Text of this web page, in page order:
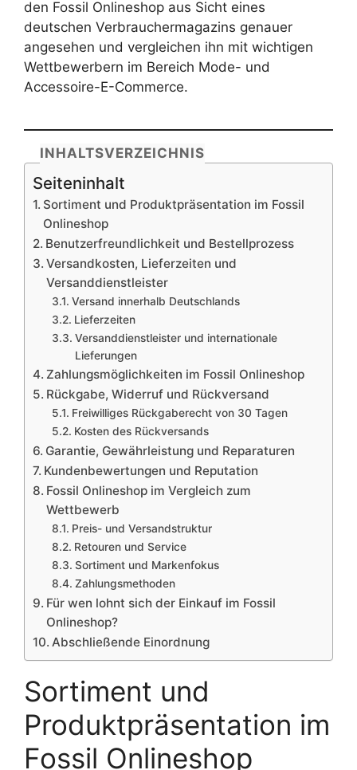
den Fossil Onlineshop aus Sicht eines
deutschen Verbrauchermagazins genauer
angesehen und vergleichen ihn mit wichtigen
Wettbewerbern im Bereich Mode- und
Accessoire-E-Commerce.
INHALTSVERZEICHNIS
Seiteninhalt
Sortiment und Produktpräsentation im Fossil
Onlineshop
Benutzerfreundlichkeit und Bestellprozess
Versandkosten, Lieferzeiten und
Versanddienstleister
Versand innerhalb Deutschlands
Lieferzeiten
Versanddienstleister und internationale
Lieferungen
Zahlungsmöglichkeiten im Fossil Onlineshop
Rückgabe, Widerruf und Rückversand
Freiwilliges Rückgaberecht von 30 Tagen
Kosten des Rückversands
Garantie, Gewährleistung und Reparaturen
Kundenbewertungen und Reputation
Fossil Onlineshop im Vergleich zum
Wettbewerb
Preis- und Versandstruktur
Retouren und Service
Sortiment und Markenfokus
Zahlungsmethoden
Für wen lohnt sich der Einkauf im Fossil
Onlineshop?
Abschließende Einordnung
Sortiment und
Produktpräsentation im
Fossil Onlineshop